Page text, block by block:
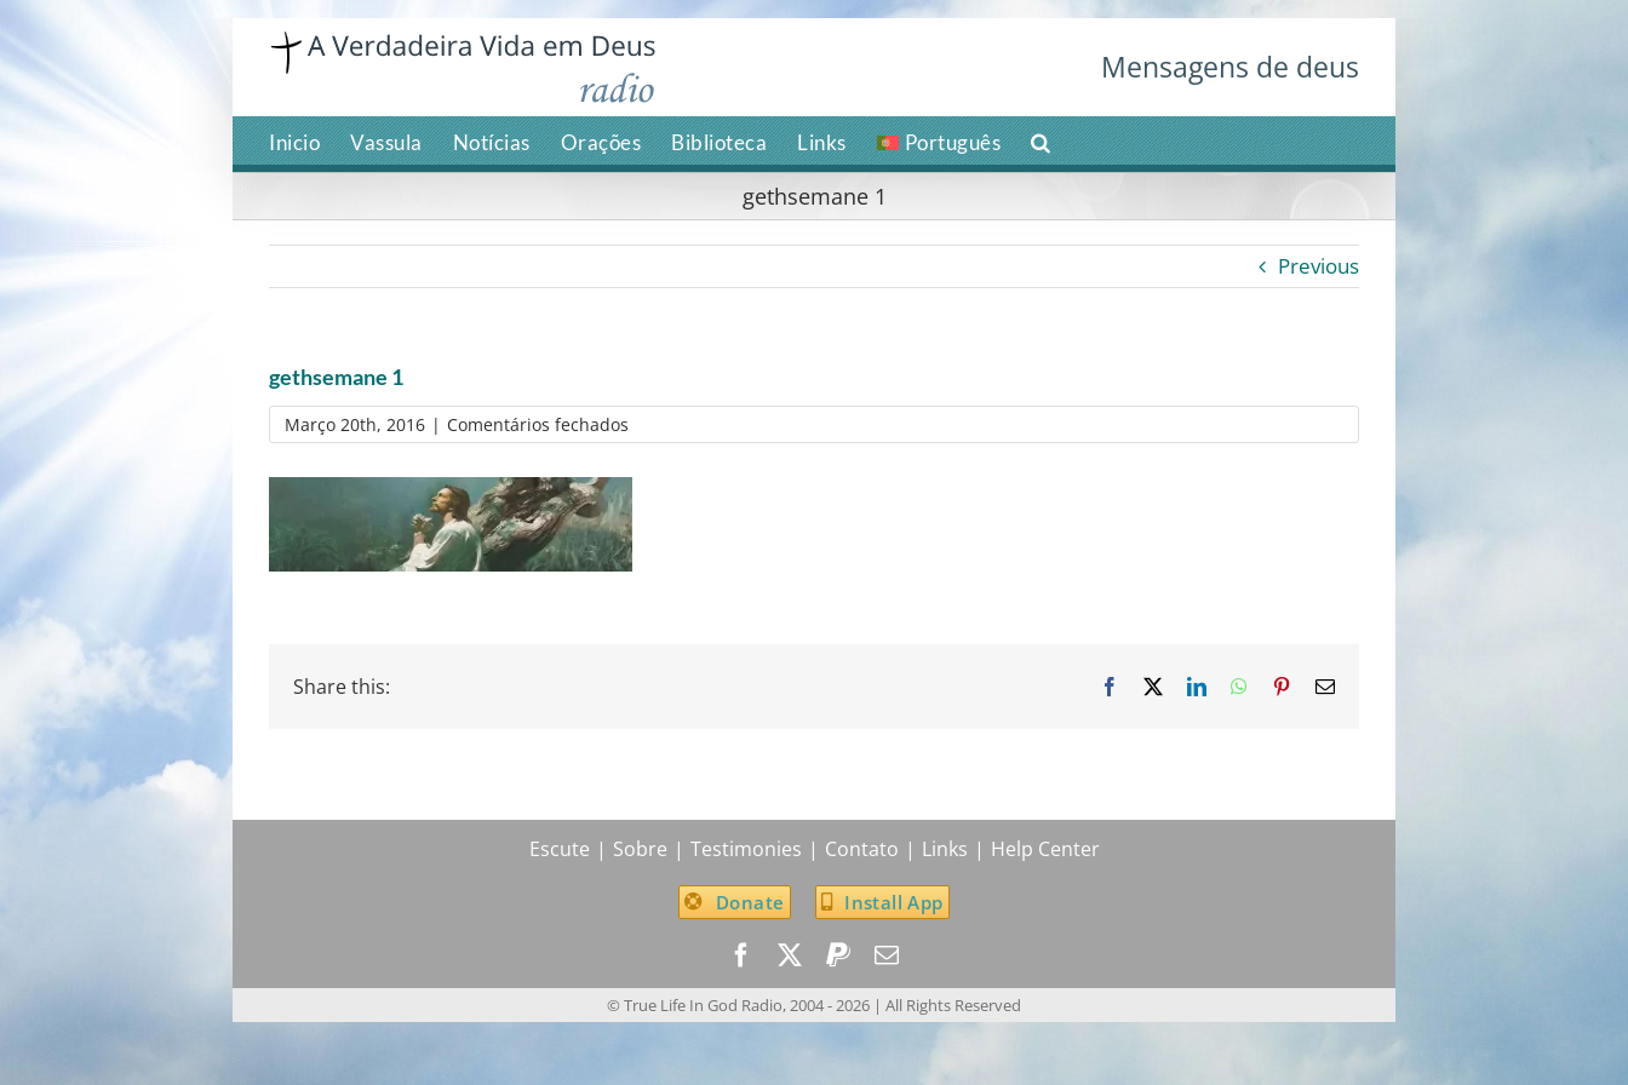
to
content
Mensagens de deus
Inicio Vassula Notícias Orações Biblioteca Links Português
gethsemane 1
Previous
gethsemane 1
Março 20th, 2016 | Comentários fechados
gethsemane
1
Share this: Facebook LinkedInWhatsApp
PinterestEmail
Escute Sobre Testimonies Contato Links Help Center
Donate Install App
© True Life In God Radio, 2004 -2026 | All Rights Reserved